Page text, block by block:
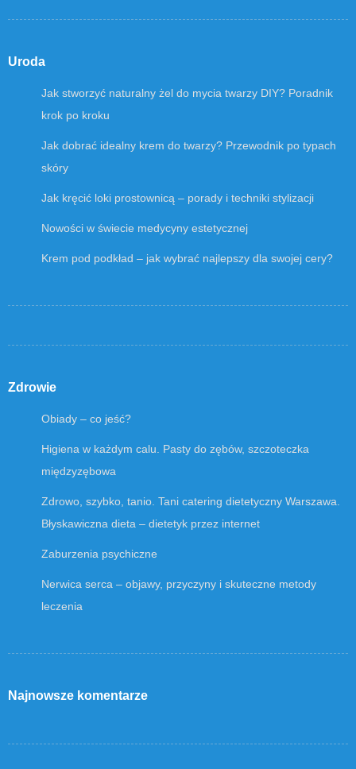
Uroda
Jak stworzyć naturalny żel do mycia twarzy DIY? Poradnik
krok po kroku
Jak dobrać idealny krem do twarzy? Przewodnik po typach
skóry
Jak kręcić loki prostownicą – porady i techniki stylizacji
Nowości w świecie medycyny estetycznej
Krem pod podkład – jak wybrać najlepszy dla swojej cery?
Zdrowie
Obiady – co jeść?
Higiena w każdym calu. Pasty do zębów, szczoteczka
międzyzębowa
Zdrowo, szybko, tanio. Tani catering dietetyczny Warszawa.
Błyskawiczna dieta – dietetyk przez internet
Zaburzenia psychiczne
Nerwica serca – objawy, przyczyny i skuteczne metody
leczenia
Najnowsze komentarze